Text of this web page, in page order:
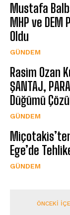
Mustafa
MHP ve DEM
Oldu
GÜNDEM
Rasim Ozan
ŞANTAJ,
Düğümü
GÜNDEM
Ege’de
GÜNDEM
ÖNCEKI